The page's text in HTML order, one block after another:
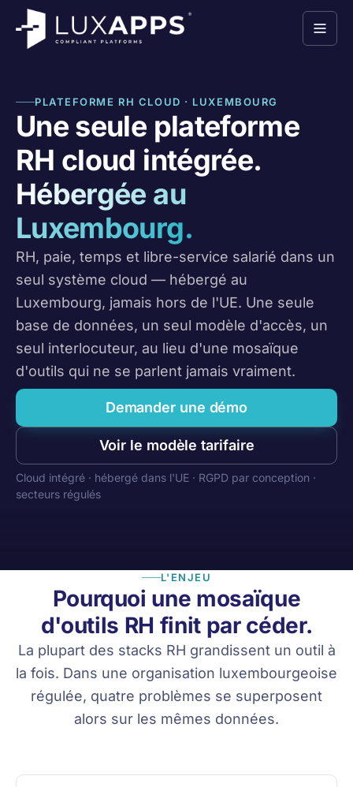
PLATEFORME RH CLOUD · LUXEMBOURG
Une seule plateforme
RH cloud intégrée.
Hébergée au
Luxembourg.
RH, paie, temps et libre-service salarié dans un
seul système cloud — hébergé au
Luxembourg, jamais hors de l'UE. Une seule
base de données, un seul modèle d'accès, un
seul interlocuteur, au lieu d'une mosaïque
d'outils qui ne se parlent jamais vraiment.
Demander une démo
Voir le modèle tarifaire
Cloud intégré · hébergé dans l'UE · RGPD par conception ·
secteurs régulés
L'ENJEU
Pourquoi une mosaïque
d'outils RH finit par céder.
La plupart des stacks RH grandissent un outil à
la fois. Dans une organisation luxembourgeoise
régulée, quatre problèmes se superposent
alors sur les mêmes données.